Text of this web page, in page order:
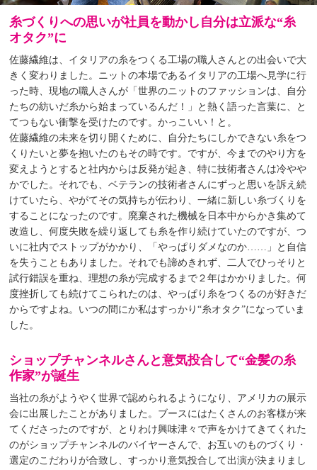
糸づくりへの思いが社員を動かし自分は立派な“糸
オタク”に
佐藤繊維は、イタリアの糸をつくる工場の職人さんとの出会いで大
きく変わりました。ニットの本場であるイタリアの工場へ見学に行
った時、現地の職人さんが「世界のニットのファッションは、自分
たちの紡いだ糸から始まっているんだ！」と熱く語った言葉に、と
てつもない衝撃を受けたのです。かっこいい！と。
佐藤繊維の未来を切り開くために、自分たちにしかできない糸をつ
くりたいと夢を抱いたのもその時です。ですが、今までのやり方を
変えようとすると社内からは反発が起き、特に技術者さんは冷やや
かでした。それでも、ベテランの技術者さんにずっと思いを訴え続
けていたら、やがてその気持ちが伝わり、一緒に新しい糸づくりを
することになったのです。廃棄された機械を日本中からかき集めて
改造し、何度失敗を繰り返しても糸を作り続けていたのですが、つ
いに社内でストップがかかり、「やっぱりダメなのか……」と自信
を失うこともありました。それでも諦めきれず、二人でひっそりと
試行錯誤を重ね、理想の糸が完成するまで２年はかかりました。何
度挫折しても続けてこられたのは、やっぱり糸をつくるのが好きだ
からですよね。いつの間にか私はすっかり“糸オタク”になっていま
した。
ショップチャンネルさんと意気投合して“金髪の糸
作家”が誕生
当社の糸がようやく世界で認められるようになり、アメリカの展示
会に出展したことがありました。ブースにはたくさんのお客様が来
てくださったのですが、とりわけ興味津々で声をかけてきてくれた
のがショップチャンネルのバイヤーさんで、お互いのものづくり・
選定のこだわりが合致し、すっかり意気投合して出演が決まりまし